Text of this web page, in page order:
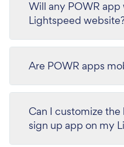
Will any POWR
Lightspeed
Are POWR apps
Can I customize
sign up app on my